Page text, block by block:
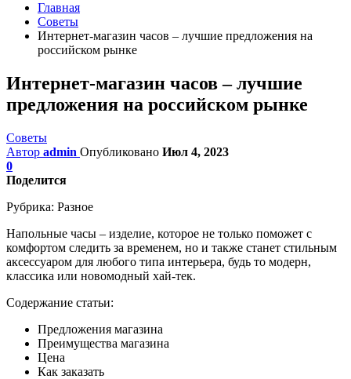
Главная
Советы
Интернет-магазин часов – лучшие предложения на
российском рынке
Интернет-магазин часов – лучшие
предложения на российском рынке
Советы
Автор admin Опубликовано Июл 4, 2023
0
Поделится
Рубрика: Разное
Напольные часы – изделие, которое не только поможет с
комфортом следить за временем, но и также станет стильным
аксессуаром для любого типа интерьера, будь то модерн,
классика или новомодный хай-тек.
Содержание статьи:
Предложения магазина
Преимущества магазина
Цена
Как заказать